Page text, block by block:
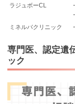
ラジュボーCL
ミネルバクリニック
専門医、認定遺
ック